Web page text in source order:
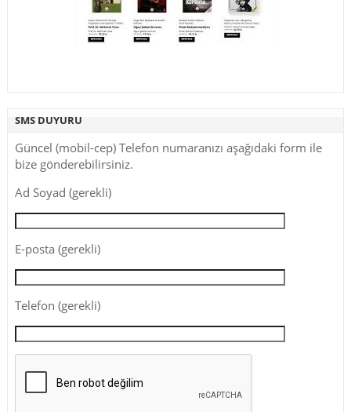
SMS DUYURU
Güncel (mobil-cep) Telefon numaranızı aşağıdaki form ile
bize gönderebilirsiniz.
Ad Soyad (gerekli)
E-posta (gerekli)
Telefon (gerekli)